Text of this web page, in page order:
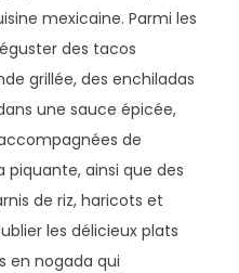
mexicaine. Parmi les
des tacos
grillée, des enchiladas
une sauce épicée,
de
ainsi que des
de riz, haricots et
les délicieux plats
en nogada qui